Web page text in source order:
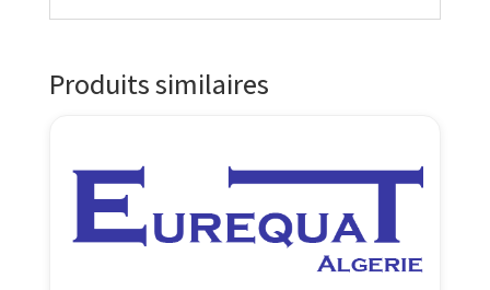
Produits similaires